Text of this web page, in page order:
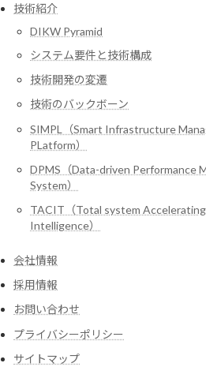
技術紹介
DIKW Pyramid
システム要件と技術構成
技術開発の変遷
技術のバックボーン
SIMPL（Smart Infrastructure
PLatform）
DPMS（Data-driven Performance
System）
TACIT（Total system
Intelligence）
会社情報
採用情報
お問い合わせ
プライバシーポリシー
サイトマップ